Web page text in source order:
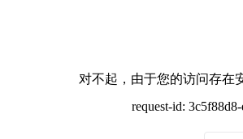
对不起，由于您的访问存在
request-id: